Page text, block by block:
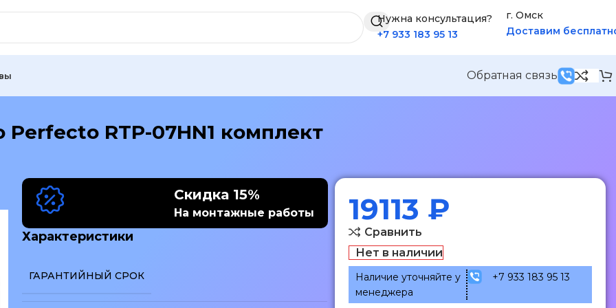
Нужна консультация?
+7 933 183 95 13
г. Омск
Доставим
Обратная связь
RTP-07HN1 комплект
Скидка 15%
На монтажные работы
Характеристики
ГАРАНТИЙНЫЙ СРОК
19113 ₽
Сравнить
Нет в наличии
Наличие уточняйте у
менеджера
+7 933 183 95 13